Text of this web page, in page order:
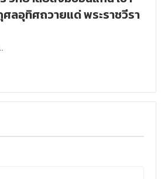
ลอุทิศถวายแด่ พระราชวีรา